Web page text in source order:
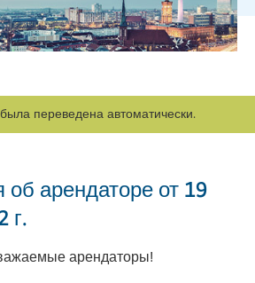
переведена автоматически.
арендаторе от 19
г.
арендаторы!